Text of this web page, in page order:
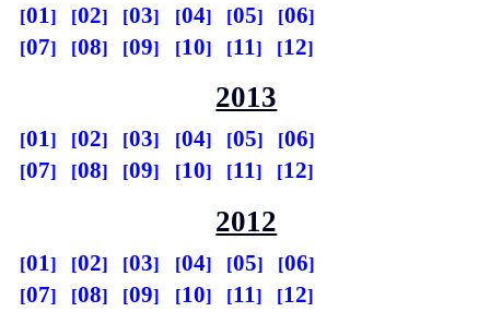
01 02 03 04 05
06
07
08 09 10 11 12
2013
01 02 03 04 05
06
07
08 09 10 11 12
2012
01 02 03 04 05
06
07
08 09 10 11 12